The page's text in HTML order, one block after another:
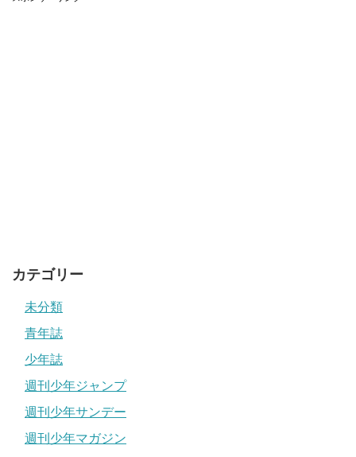
カテゴリー
未分類
青年誌
少年誌
週刊少年ジャンプ
週刊少年サンデー
週刊少年マガジン